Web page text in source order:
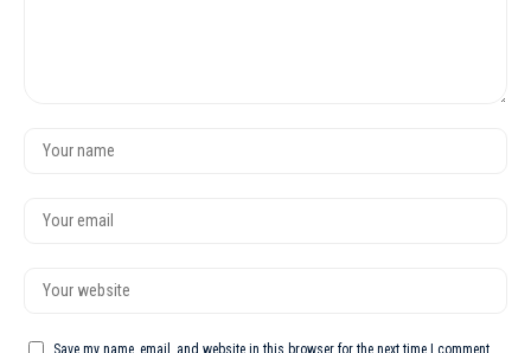
Save my name, email, and website in this browser for the next time I comment.